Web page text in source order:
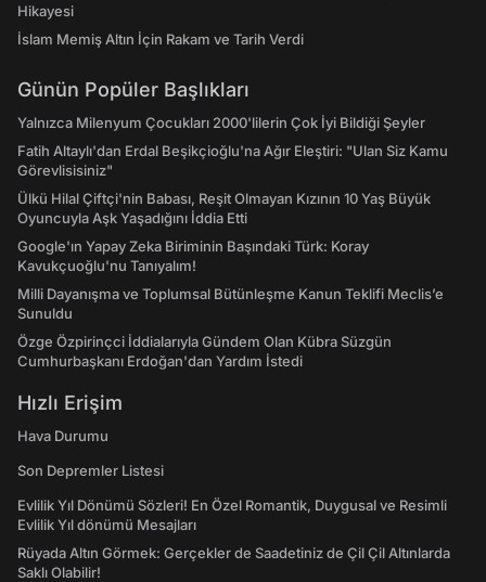
Hikayesi
İslam Memiş Altın İçin Rakam ve Tarih Verdi
Günün Popüler Başlıkları
Yalnızca Milenyum Çocukları 2000'lilerin Çok İyi Bildiği Şeyler
Fatih Altaylı'dan Erdal Beşikçioğlu'na Ağır Eleştiri: "Ulan Siz Kamu
Görevlisisiniz"
Ülkü Hilal Çiftçi'nin Babası, Reşit Olmayan Kızının 10 Yaş Büyük
Oyuncuyla Aşk Yaşadığını İddia Etti
Google'ın Yapay Zeka Biriminin Başındaki Türk: Koray
Kavukçuoğlu'nu Tanıyalım!
Milli Dayanışma ve Toplumsal Bütünleşme Kanun Teklifi Meclis’e
Sunuldu
Özge Özpirinçci İddialarıyla Gündem Olan Kübra Süzgün
Cumhurbaşkanı Erdoğan'dan Yardım İstedi
Hızlı Erişim
Hava Durumu
Son Depremler Listesi
Evlilik Yıl Dönümü Sözleri! En Özel Romantik, Duygusal ve Resimli
Evlilik Yıl dönümü Mesajları
Rüyada Altın Görmek: Gerçekler de Saadetiniz de Çil Çil Altınlarda
Saklı Olabilir!